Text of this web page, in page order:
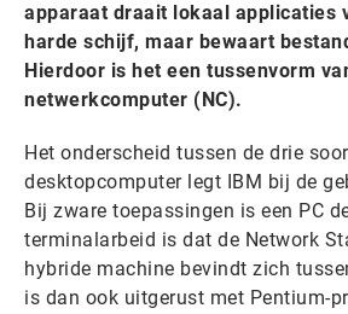
apparaat draait lokaal applicaties
harde schijf, maar bewaart
Hierdoor is het een tussenvorm
netwerkcomputer (NC).
Het onderscheid tussen de drie
desktopcomputer legt IBM bij de
Bij zware toepassingen is een PC
terminalarbeid is dat de Network
hybride machine bevindt zich
is dan ook uitgerust met Pentium-